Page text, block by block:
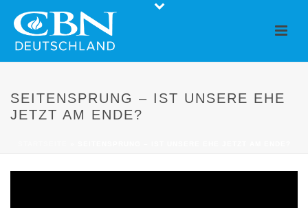
SEITENSPRUNG – IST UNSERE EHE
JETZT AM ENDE?